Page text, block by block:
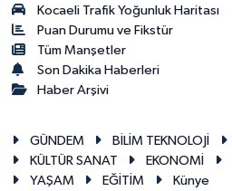
Kocaeli Trafik Yoğunluk Haritası
Puan Durumu ve Fikstür
Tüm Manşetler
Son Dakika Haberleri
Haber Arşivi
GÜNDEM BİLİM TEKNOLOJİ
KÜLTÜR SANAT
EKONOMİ
YAŞAM
EĞİTİM Künye